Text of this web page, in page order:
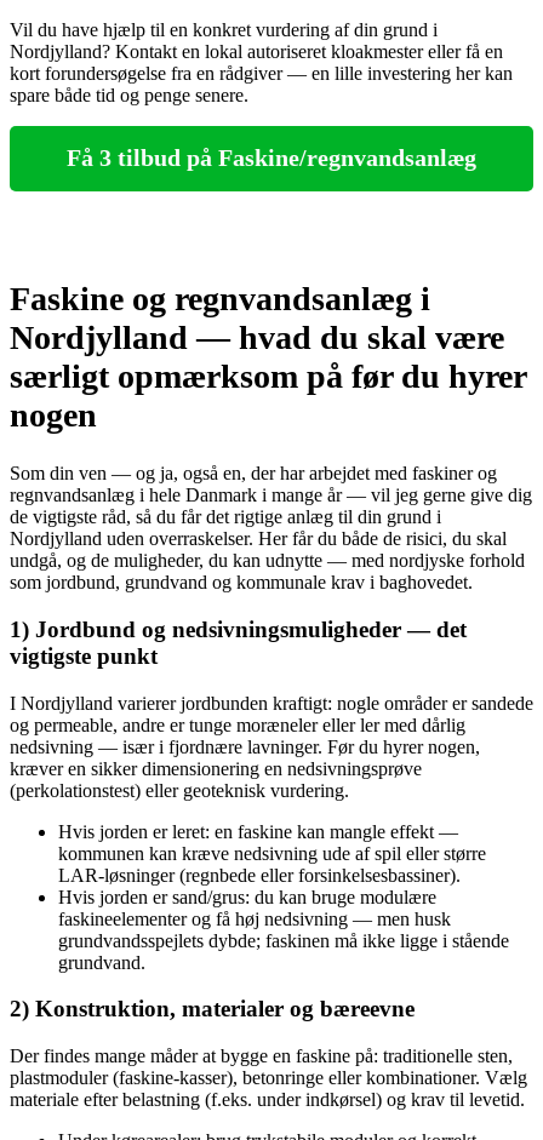
Vil du have hjælp til en konkret vurdering af din grund i
Nordjylland? Kontakt en lokal autoriseret kloakmester eller få en
kort forundersøgelse fra en rådgiver — en lille investering her kan
spare både tid og penge senere.
Få 3 tilbud på Faskine/regnvandsanlæg
Faskine og regnvandsanlæg i
Nordjylland — hvad du skal være
særligt opmærksom på før du hyrer
nogen
Som din ven — og ja, også en, der har arbejdet med faskiner og
regnvandsanlæg i hele Danmark i mange år — vil jeg gerne give dig
de vigtigste råd, så du får det rigtige anlæg til din grund i
Nordjylland uden overraskelser. Her får du både de risici, du skal
undgå, og de muligheder, du kan udnytte — med nordjyske forhold
som jordbund, grundvand og kommunale krav i baghovedet.
1) Jordbund og nedsivningsmuligheder — det
vigtigste punkt
I Nordjylland varierer jordbunden kraftigt: nogle områder er sandede
og permeable, andre er tunge moræneler eller ler med dårlig
nedsivning — især i fjordnære lavninger. Før du hyrer nogen,
kræver en sikker dimensionering en nedsivningsprøve
(perkolationstest) eller geoteknisk vurdering.
Hvis jorden er leret: en faskine kan mangle effekt —
kommunen kan kræve nedsivning ude af spil eller større
LAR‑løsninger (regnbede eller forsinkelsesbassiner).
Hvis jorden er sand/grus: du kan bruge modulære
faskineelementer og få høj nedsivning — men husk
grundvandsspejlets dybde; faskinen må ikke ligge i stående
grundvand.
2) Konstruktion, materialer og bæreevne
Der findes mange måder at bygge en faskine på: traditionelle sten,
plastmoduler (faskine-kasser), betonringe eller kombinationer. Vælg
materiale efter belastning (f.eks. under indkørsel) og krav til levetid.